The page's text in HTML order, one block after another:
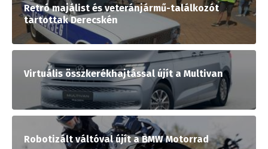
Retró majálist és veteránjármű-találkozót
tartottak Derecskén
Virtuális összkerékhajtással újít a Multivan
Robotizált váltóval újít a BMW Motorrad